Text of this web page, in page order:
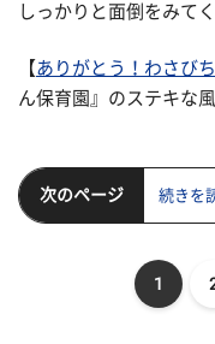
しっかりと面倒をみて
【 ありがとう！わさび
ん保育園』のステキな
次のページ 続きを
1